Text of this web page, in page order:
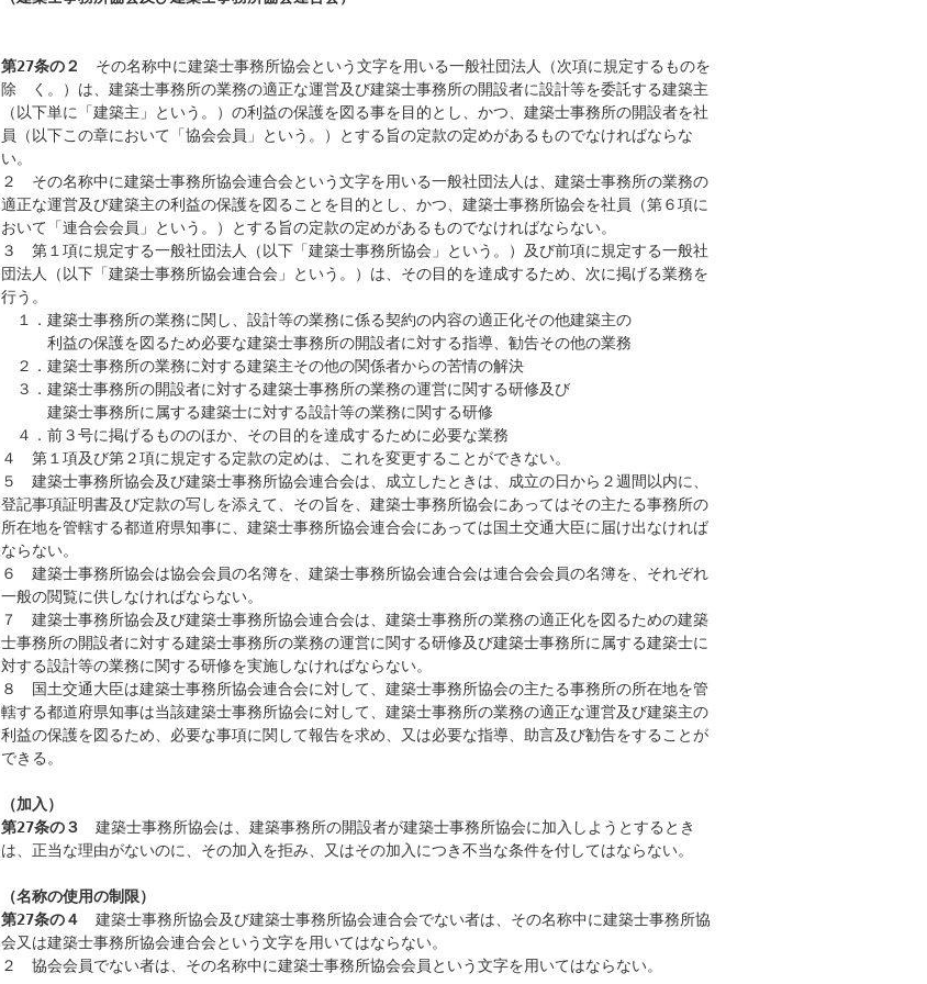
第27条の２
その名称中に建築士事務所協会という文字を用いる一般社団法人（次項に規定するものを
除 く。）は、建築士事務所の業務の適正な運営及び建築士事務所の開設者に設計等を委託する建築主
（以下単に「建築主」という。）の利益の保護を図る事を目的とし、かつ、建築士事務所の開設者を社
員（以下この章において「協会会員」という。）とする旨の定款の定めがあるものでなければならな
い。
２ その名称中に建築士事務所協会連合会という文字を用いる一般社団法人は、建築士事務所の業務の
適正な運営及び建築主の利益の保護を図ることを目的とし、かつ、建築士事務所協会を社員（第６項に
おいて「連合会会員」という。）とする旨の定款の定めがあるものでなければならない。
３ 第１項に規定する一般社団法人（以下「建築士事務所協会」という。）及び前項に規定する一般社
団法人（以下「建築士事務所協会連合会」という。）は、その目的を達成するため、次に掲げる業務を
行う。
１．建築士事務所の業務に関し、設計等の業務に係る契約の内容の適正化その他建築主の
利益の保護を図るため必要な建築士事務所の開設者に対する指導、勧告その他の業務
２．建築士事務所の業務に対する建築主その他の関係者からの苦情の解決
３．建築士事務所の開設者に対する建築士事務所の業務の運営に関する研修及び
建築士事務所に属する建築士に対する設計等の業務に関する研修
４．前３号に掲げるもののほか、その目的を達成するために必要な業務
４ 第１項及び第２項に規定する定款の定めは、これを変更することができない。
５ 建築士事務所協会及び建築士事務所協会連合会は、成立したときは、成立の日から２週間以内に、
登記事項証明書及び定款の写しを添えて、その旨を、建築士事務所協会にあってはその主たる事務所の
所在地を管轄する都道府県知事に、建築士事務所協会連合会にあっては国土交通大臣に届け出なければ
ならない。
６ 建築士事務所協会は協会会員の名簿を、建築士事務所協会連合会は連合会会員の名簿を、それぞれ
一般の閲覧に供しなければならない。
７ 建築士事務所協会及び建築士事務所協会連合会は、建築士事務所の業務の適正化を図るための建築
士事務所の開設者に対する建築士事務所の業務の運営に関する研修及び建築士事務所に属する建築士に
対する設計等の業務に関する研修を実施しなければならない。
８ 国土交通大臣は建築士事務所協会連合会に対して、建築士事務所協会の主たる事務所の所在地を管
轄する都道府県知事は当該建築士事務所協会に対して、建築士事務所の業務の適正な運営及び建築主の
利益の保護を図るため、必要な事項に関して報告を求め、又は必要な指導、助言及び勧告をすることが
できる。
（加入）
第27条の３
建築士事務所協会は、建築事務所の開設者が建築士事務所協会に加入しようとするとき
は、正当な理由がないのに、その加入を拒み、又はその加入につき不当な条件を付してはならない。
（名称の使用の制限）
第27条の４
建築士事務所協会及び建築士事務所協会連合会でない者は、その名称中に建築士事務所協
会又は建築士事務所協会連合会という文字を用いてはならない。
２ 協会会員でない者は、その名称中に建築士事務所協会会員という文字を用いてはならない。